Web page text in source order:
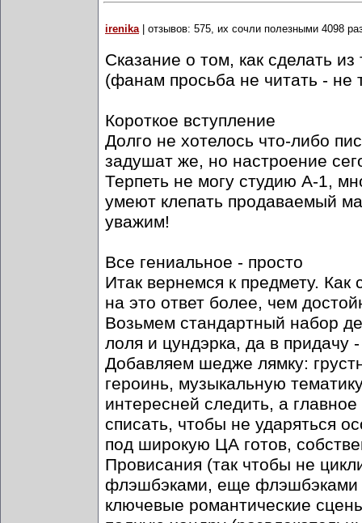
irenika | отзывов: 575, их сочли полезными 4098
Сказание о том, как сделать
(фанам просьба не читать - не
Короткое вступление
Долго не хотелось что-либо
задушат же, но настроение
Терпеть не могу студию А-1,
умеют клепать продаваемый
уважим!
Все гениальное - просто
Итак вернемся к предмету.
на это ответ более, чем
Возьмем стандартный набор
лоля и цундэрка, да в придачу
Добавляем шедже лямку:
героинь, музыкальную
интересней следить, а
списать, чтобы не ударяться
под широкую ЦА готов,
Провисания (так чтобы не
флэшбэками, еще флэшбэками
ключевые романтические